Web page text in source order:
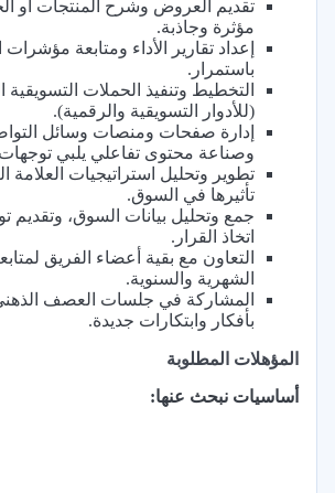
تقديم العروض وشرح المنتجات أو
مؤثرة وجاذبة.
إعداد تقارير الأداء ومتابعة
باستمرار.
التخطيط وتنفيذ الحملات التسويقية
(للأدوار التسويقية والرقمية).
إدارة صفحات ومنصات وسائل
وصناعة محتوى تفاعلي يلبي
تطوير وتحليل استراتيجيات العلامة
تأثيرها في السوق.
جمع وتحليل بيانات السوق، وتقديم
اتخاذ القرار.
التعاون مع بقية أعضاء الفريق
الشهرية والسنوية.
المشاركة في جلسات العصف
بأفكار وابتكارات جديدة.
المؤهلات المطلوبة
أساسيات نبحث عنها: